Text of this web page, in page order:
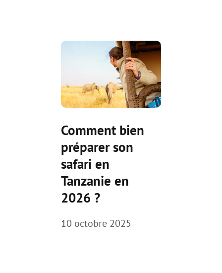
Comment bien
préparer son
safari en
Tanzanie en
2026 ?
10 octobre 2025